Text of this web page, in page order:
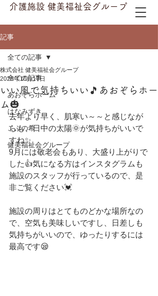
介護施設 健美福祉会グループ
記事
全ての記事
あおぞらホーム
はなみずき
こふの希
健美福祉会グループ
全ての記事
いい風で気持ちいい🎵あおぞらホー
ム🎃
株式会社 健美福祉会グループ
2025年10月17日
去年より早く、肌寒い～～と感じなが
らも、日中の太陽🌞が気持ちがいいで
すね✨
9月には敬老会もあり、大盛り上がりで
した👍気になる方はインスタグラムも
施設のスタッフが行っているので、是
非ご覧ください💓
施設の周りはとてものどかな場所なの
で、空気も美味しいですし、日差しも
気持ちがいいので、ゆったりするには
最高です😪